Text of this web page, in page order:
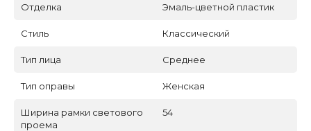
Отделка Эмаль-цветной пластик
Стиль Классический
Тип лица Среднее
Тип оправы Женская
Ширина рамки светового
проема
54